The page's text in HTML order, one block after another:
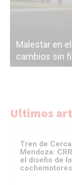
Malestar en
cambios sin
Ultimos
Tren de
Mendoza:
el diseño de
cochemotores